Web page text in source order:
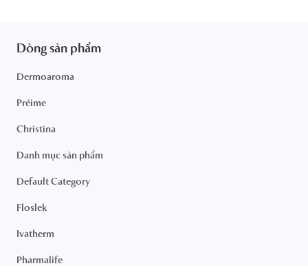
Dòng sản phẩm
Dermoaroma
Préime
Christina
Danh mục sản phẩm
Default Category
Floslek
Ivatherm
Pharmalife